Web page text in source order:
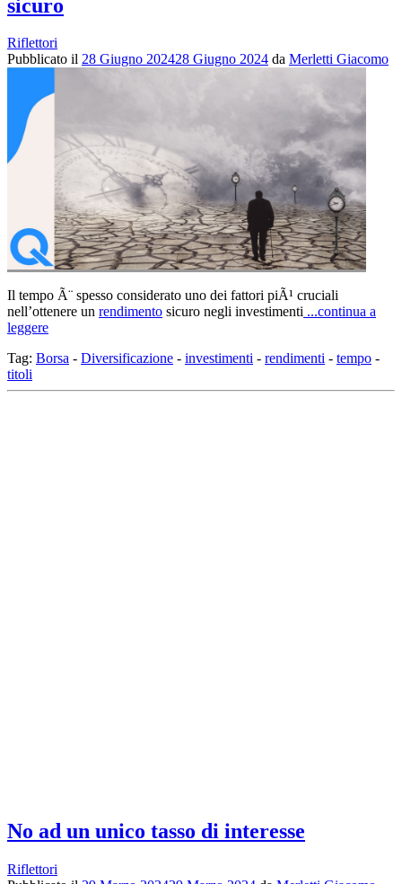
sicuro
Riflettori
Pubblicato il 28 Giugno 202428 Giugno 2024 da Merletti Giacomo
Il tempo Ã¨ spesso considerato uno dei fattori piÃ¹ cruciali
nell’ottenere un rendimento sicuro negli investimenti ...continua a
leggere
Tag: Borsa - Diversificazione - investimenti - rendimenti - tempo -
titoli
No ad un unico tasso di interesse
Riflettori